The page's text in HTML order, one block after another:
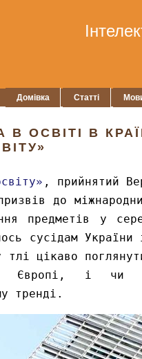
Домівка Статті
В ОСВІТІ В
, прийнятий
до
предметів у
сусідам України
цікаво
Європі, і чи
тренді.